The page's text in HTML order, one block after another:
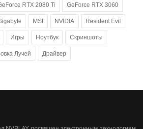
RTX 2080 Ti GeForce RTX 3060
MSI NVIDIA Resident Evil
Игры Ноутбук Скриншоты
Лучей Драйвер